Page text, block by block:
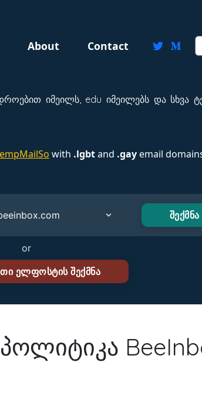
About Contact
იმეილს, edu იმეილებს და სხვა
with .lgbtand .gayemail
or